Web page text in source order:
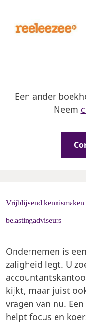
Een ander
Neem
Vrijblijvend kennismaken
belastingadviseurs
Ondernemen is
zaligheid legt. U
kijkt, maar juist
vragen van nu.
helpt focus en